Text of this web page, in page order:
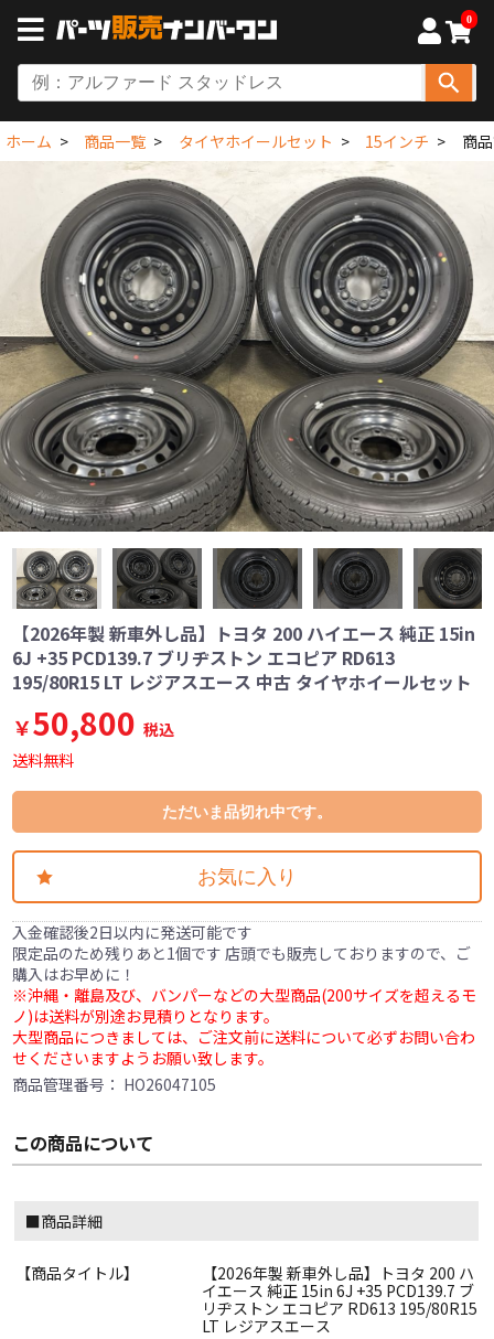
0
ホーム 商品一覧 タイヤホイールセット 15インチ 商
【2026年製 新車外し品】トヨタ 200 ハイエース 純正 15in
6J +35 PCD139.7 ブリヂストン エコピア RD613
195/80R15 LT レジアスエース 中古 タイヤホイールセット
￥50,800 税込
送料無料
ただいま品切れ中です。
お気に入り
入金確認後2日以内に発送可能です
限定品のため残りあと1個です 店頭でも販売しておりますので、ご
購入はお早めに！
※沖縄・離島及び、バンパーなどの大型商品(200サイズを超えるモ
ノ)は送料が別途お見積りとなります。
大型商品につきましては、ご注文前に送料について必ずお問い合わ
せくださいますようお願い致します。
商品管理番号： HO26047105
この商品について
■商品詳細
【商品タイトル】
【2026年製 新車外し品】トヨタ 200 ハ
イエース 純正 15in 6J +35 PCD139.7 ブ
リヂストン エコピア RD613 195/80R15
LT レジアスエース